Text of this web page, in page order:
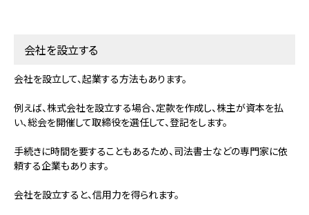
会社を設立する
会社を設立して、起業する方法もあります。
例えば、株式会社を設立する場合、定款を作成し、株主が資本を払
い、総会を開催して取締役を選任して、登記をします。
手続きに時間を要することもあるため、司法書士などの専門家に依
頼する企業もあります。
会社を設立すると、信用力を得られます。